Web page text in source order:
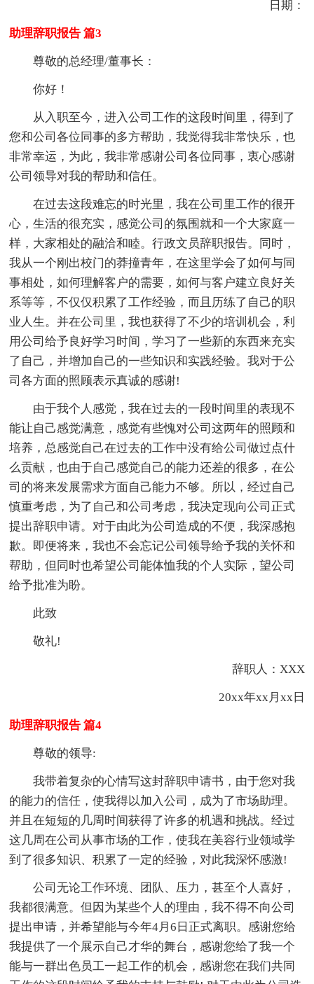
日期：
助理辞职报告 篇3
尊敬的总经理/董事长：
你好！
从入职至今，进入公司工作的这段时间里，得到了
您和公司各位同事的多方帮助，我觉得我非常快乐，也
非常幸运，为此，我非常感谢公司各位同事，衷心感谢
公司领导对我的帮助和信任。
在过去这段难忘的时光里，我在公司里工作的很开
心，生活的很充实，感觉公司的氛围就和一个大家庭一
样，大家相处的融洽和睦。行政文员辞职报告。同时，
我从一个刚出校门的莽撞青年，在这里学会了如何与同
事相处，如何理解客户的需要，如何与客户建立良好关
系等等，不仅仅积累了工作经验，而且历练了自己的职
业人生。并在公司里，我也获得了不少的培训机会，利
用公司给予良好学习时间，学习了一些新的东西来充实
了自己，并增加自己的一些知识和实践经验。我对于公
司各方面的照顾表示真诚的感谢!
由于我个人感觉，我在过去的一段时间里的表现不
能让自己感觉满意，感觉有些愧对公司这两年的照顾和
培养，总感觉自己在过去的工作中没有给公司做过点什
么贡献，也由于自己感觉自己的能力还差的很多，在公
司的将来发展需求方面自己能力不够。所以，经过自己
慎重考虑，为了自己和公司考虑，我决定现向公司正式
提出辞职申请。对于由此为公司造成的不便，我深感抱
歉。即便将来，我也不会忘记公司领导给予我的关怀和
帮助，但同时也希望公司能体恤我的个人实际，望公司
给予批准为盼。
此致
敬礼!
辞职人：XXX
20xx年xx月xx日
助理辞职报告 篇4
尊敬的领导:
我带着复杂的心情写这封辞职申请书，由于您对我
的能力的信任，使我得以加入公司，成为了市场助理。
并且在短短的几周时间获得了许多的机遇和挑战。经过
这几周在公司从事市场的工作，使我在美容行业领域学
到了很多知识、积累了一定的经验，对此我深怀感激!
公司无论工作环境、团队、压力，甚至个人喜好，
我都很满意。但因为某些个人的理由，我不得不向公司
提出申请，并希望能与今年4月6日正式离职。感谢您给
我提供了一个展示自己才华的舞台，感谢您给了我一个
能与一群出色员工一起工作的机会，感谢您在我们共同